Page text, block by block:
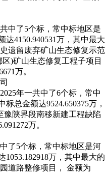
中了5个标，常中标地区是
4150.940531万，其中最大
遗留废弃矿山生态修复示范
)矿山生态修复工程子项目
万。
年一共中了6个标，常中
总金额达9524.650375万，
豫陕界段南移新建工程缺陷
万。
了5个标，常中标地区是河
万，其中最大的
道路整修项目， 金额为